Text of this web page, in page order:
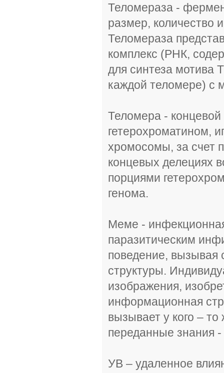
Теломераза -
размер, количество
Теломераза
комплекс (РНК,
для синтеза мотива
каждой теломере) с
Теломера -
гетерохроматином,
хромосомы, за счет
концевых делециях
порциями
генома.
Меме -
паразитическим
поведение, вызывая
структуры.
изображения,
информационная
вызывает у кого –
переданные знания
УВ – удаленное